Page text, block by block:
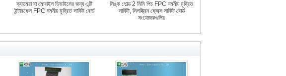
ক্যামেরা বা মোবাইল ডিভাইসের জন্য এন্টি
ইন্টারফেস FPC নমনীয় মুদ্রিত সার্কিট বোর্ড
সিঙ্ক গোল্ড 2 মিমি পিচ FPC নমনীয় মুদ্রিত
সার্কিট, সিলস্ক্রিন ফ্লেক্স সার্কিট বোর্ড
সংযোজকগুলির